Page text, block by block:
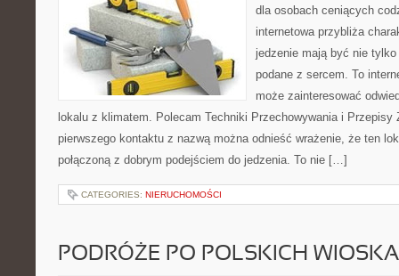
dla osobach ceniących
internetowa przybliża
jedzenie mają być nie
podane z sercem. To
może zainteresować
lokalu z klimatem. Polecam Techniki Przechowywania i Przepisy
pierwszego kontaktu z nazwą można odnieść wrażenie, że ten
połączoną z dobrym podejściem do jedzenia. To nie […]
CATEGORIES: NIERUCHOMOŚCI
PODRÓŻE PO POLSKICH